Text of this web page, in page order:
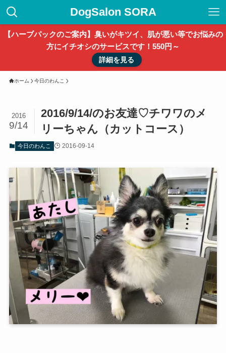
DogSalon SORA
【ハーブパックのご案内】臭いがキツイ、肌が悪い等でお悩みの
方にイチオシのサービスです！550円～
詳細を見る
ホーム 今日のわんこ
2016/9/14/のお友達♡チワワのメ
リーちゃん（カットコース）
2016
9/14
今日のわんこ 2016-09-14